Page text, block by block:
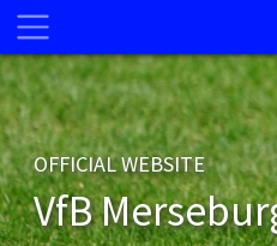
OFFICIAL WEBSITE
VfB